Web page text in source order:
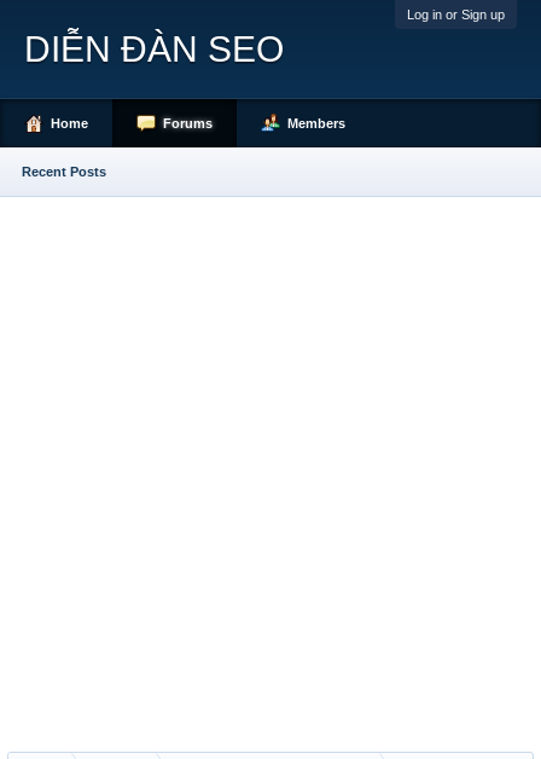
Log in or Sign up
DIỄN ĐÀN SEO
Home Forums
Recent Posts
Members